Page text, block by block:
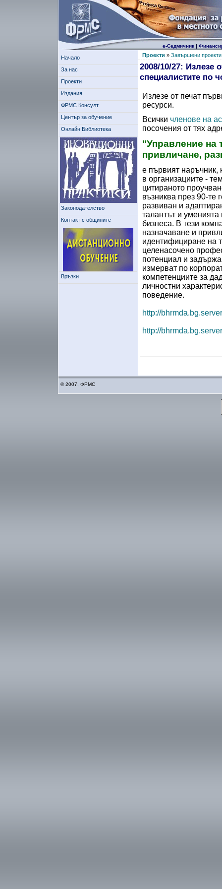
е-Седмичник|
Начало
За нас
Проекти
Издания
ФРМС Консулт
Център за обучение
Онлайн Библиотека
Законодателство
Контакт с общините
Връзки
Проекти » Завършени проекти
2008/10/27: Излезе
специалистите по
Излезе от печат
ресурси.
Всички членове на
посочения от тях
"Управление на
привличане,
е първият наръчник,
в организациите -
цитираното
възниква през 90-
развиван и
талантът и уменията
бизнеса. В тези
назначаване и
идентифициране на
целенасочено
потенциал и
измерват по
компетенциите за
личностни
поведение.
http://
http://
© 2007, ФРМС